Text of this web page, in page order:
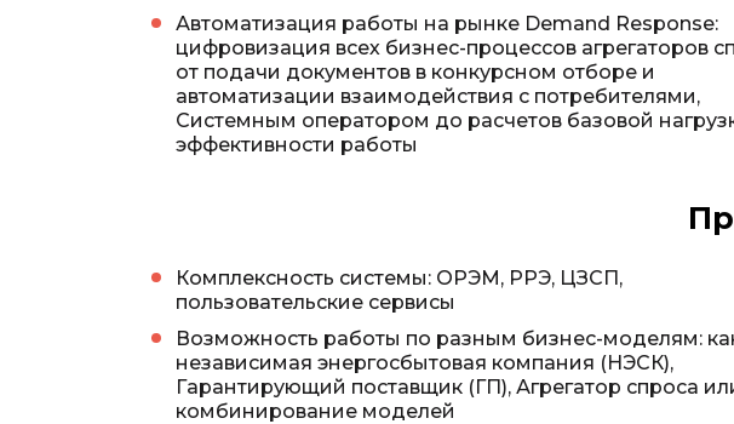
Автоматизация работы на рынке Demand Response:
цифровизация всех бизнес-процессов агрегаторов
от подачи документов в конкурсном отборе и
автоматизации взаимодействия с потребителями,
Системным оператором до расчетов базовой
эффективности работы
Комплексность системы: ОРЭМ, РРЭ, ЦЗСП,
пользовательские сервисы
Возможность работы по разным бизнес-моделям:
независимая энергосбытовая компания (НЭСК),
Гарантирующий поставщик (ГП), Агрегатор спроса
комбинирование моделей